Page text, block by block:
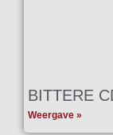
BITTERE
Weergave »